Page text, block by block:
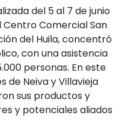
del 5 al 7 de junio
Centro Comercial San
del Huila, concentró
con una asistencia
personas. En este
de Neiva y Villavieja
sus productos y
y potenciales aliados